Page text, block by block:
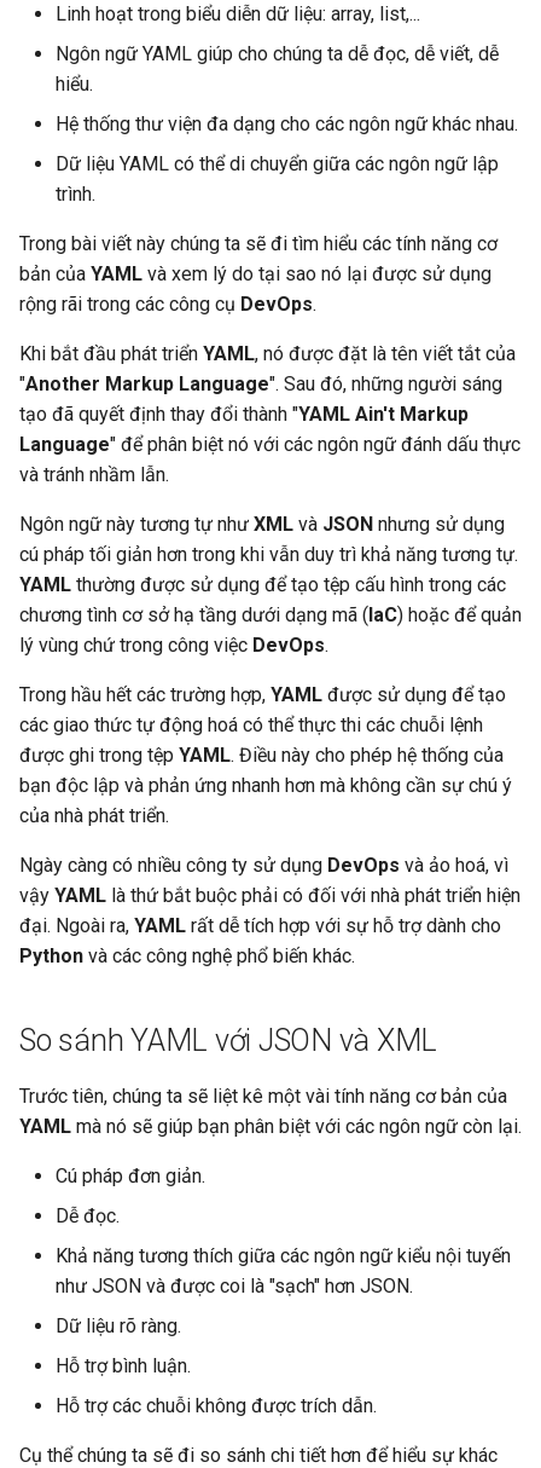
YAML
Biến trong ngôn ngữ YAML
Sử dụng chuỗi
Các giá trị lặp lại
Sử dung dấu ?
Sử dụng array
Kết hợp ngôn ngữ YAML với
Markdown
Đọc 1 file YAML sử dụng
ngôn ngữ lập trình
Đọc file YAML trong Perl
Đọc file YAML trong PHP
Tóm lại
Tham khảo
Linh hoạt trong biểu diễn dữ liệu: array, list,...
Ngôn ngữ YAML giúp cho chúng ta dễ đọc, dễ viết, dễ
hiểu.
Hệ thống thư viện đa dạng cho các ngôn ngữ khác nhau.
Dữ liệu YAML có thể di chuyển giữa các ngôn ngữ lập
trình.
Trong bài viết này chúng ta sẽ đi tìm hiểu các tính năng cơ
bản của YAML và xem lý do tại sao nó lại được sử dụng
rộng rãi trong các công cụ DevOps.
Khi bắt đầu phát triển YAML, nó được đặt là tên viết tắt của
"Another Markup Language". Sau đó, những người sáng
tạo đã quyết định thay đổi thành "YAML Ain't Markup
Language" để phân biệt nó với các ngôn ngữ đánh dấu thực
và tránh nhầm lẫn.
Ngôn ngữ này tương tự như XML và JSON nhưng sử dụng
cú pháp tối giản hơn trong khi vẫn duy trì khả năng tương tự.
YAML thường được sử dụng để tạo tệp cấu hình trong các
chương tình cơ sở hạ tầng dưới dạng mã (IaC) hoặc để quản
lý vùng chứ trong công việc DevOps.
Trong hầu hết các trường hợp, YAML được sử dụng để tạo
các giao thức tự động hoá có thể thực thi các chuỗi lệnh
được ghi trong tệp YAML. Điều này cho phép hệ thống của
bạn độc lập và phản ứng nhanh hơn mà không cần sự chú ý
của nhà phát triển.
Ngày càng có nhiều công ty sử dụng DevOps và ảo hoá, vì
vậy YAML là thứ bắt buộc phải có đối với nhà phát triển hiện
đại. Ngoài ra, YAML rất dễ tích hợp với sự hỗ trợ dành cho
Python và các công nghệ phổ biến khác.
So sánh YAML với JSON và XML
Trước tiên, chúng ta sẽ liệt kê một vài tính năng cơ bản của
YAML mà nó sẽ giúp bạn phân biệt với các ngôn ngữ còn lại.
Cú pháp đơn giản.
Dễ đọc.
Khả năng tương thích giữa các ngôn ngữ kiểu nội tuyến
như JSON và được coi là "sạch" hơn JSON.
Dữ liệu rõ ràng.
Hỗ trợ bình luận.
Hỗ trợ các chuỗi không được trích dẫn.
Cụ thể chúng ta sẽ đi so sánh chi tiết hơn để hiểu sự khác